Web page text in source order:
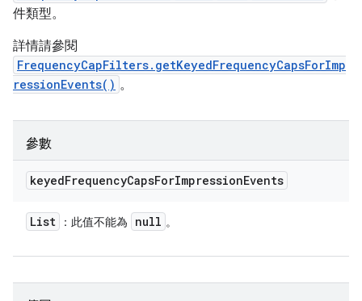
件類型。
詳情請參閱
FrequencyCapFilters.getKeyedFrequencyCapsForImp
ressionEvents() 。
參數
keyedFrequencyCapsForImpressionEvents
List ：此值不能為 null 。